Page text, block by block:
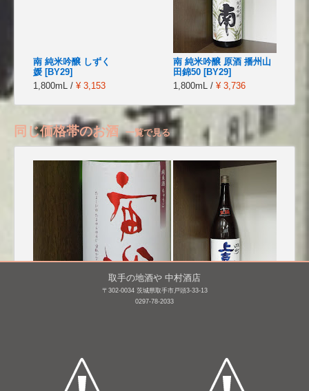
南 純米吟醸 しずく
媛 [BY29]
1,800mL / ¥ 3,153
南 純米吟醸 原酒 播州山
田錦50 [BY29]
1,800mL / ¥ 3,736
同じ価格帯のお酒 一覧で見る
上喜元 純米 生詰 雄町
取手の地酒や 中村酒店
〒302-0034 茨城県取手市戸頭3-33-13
0297-78-2033